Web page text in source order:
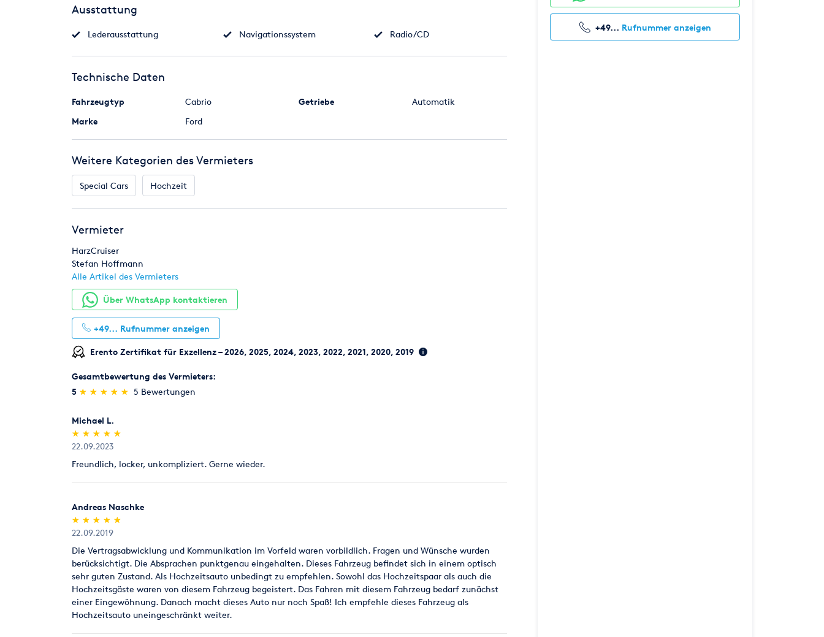
- Klimaanlage
- Premium Soundanlage
- Elektr. Fensterheber
- Elektr. Sitzeinstellung
- Isofix (Kindersitzbefestigung)
Ausstattung
Lederausstattung Navigationssystem Radio/CD
Technische Daten
Fahrzeugtyp Cabrio Getriebe
Automatik
Marke
Ford
Weitere Kategorien des Vermieters
Special Cars Hochzeit
Vermieter
HarzCruiser
Stefan Hoffmann
Alle Artikel des Vermieters
Über WhatsApp kontaktieren
+49... Rufnummer anzeigen
Erento Zertifikat für Exzellenz – 2026, 2025, 2024, 2023, 2022, 2021, 2020, 2019
Gesamtbewertung des Vermieters:
5 (*)
★
★
(*) ★
★
(*) ★
★
(*) ★
★
(*) ★
★ 5 Bewertungen
Michael L.
(*)
★
★
(*) ★
★
(*) ★
★
(*) ★
★
(*) ★
★
22.09.2023
Freundlich, locker, unkompliziert. Gerne wieder.
Andreas Naschke
(*)
★
★
(*) ★
★
(*) ★
★
(*) ★
★
(*) ★
★
22.09.2019
Die Vertragsabwicklung und Kommunikation im Vorfeld waren vorbildlich. Fragen und Wünsche wurden
berücksichtigt. Die Absprachen punktgenau eingehalten. Dieses Fahrzeug befindet sich in einem optisch
sehr guten Zustand. Als Hochzeitsauto unbedingt zu empfehlen. Sowohl das Hochzeitspaar als auch die
Hochzeitsgäste waren von diesem Fahrzeug begeistert. Das Fahren mit diesem Fahrzeug bedarf zunächst
einer Eingewöhnung. Danach macht dieses Auto nur noch Spaß! Ich empfehle dieses Fahrzeug als
Hochzeitsauto uneingeschränkt weiter.
+49... Rufnummer anzeigen